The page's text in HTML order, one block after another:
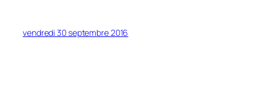
vendredi 30 septembre 2016